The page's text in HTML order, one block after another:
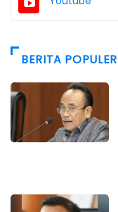
BERITA POPULER